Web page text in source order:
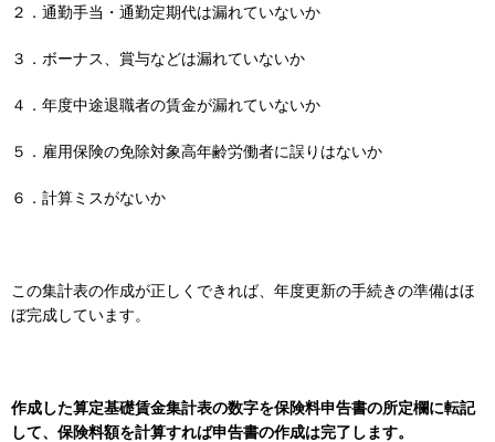
２．通勤手当・通勤定期代は漏れていないか
３．ボーナス、賞与などは漏れていないか
４．年度中途退職者の賃金が漏れていないか
５．雇用保険の免除対象高年齢労働者に誤りはないか
６．計算ミスがないか
この集計表の作成が正しくできれば、年度更新の手続きの準備はほ
ぼ完成しています。
作成した算定基礎賃金集計表の数字を保険料申告書の所定欄に転記
して、保険料額を計算すれば申告書の作成は完了します。